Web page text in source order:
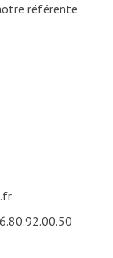
référente